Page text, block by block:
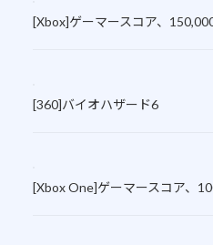
[Xbox]ゲーマースコア、
[360]バイオハザード6
[Xbox One]ゲーマースコア、